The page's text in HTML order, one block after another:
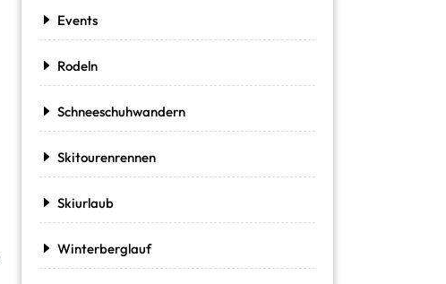
Events
Rodeln
Schneeschuhwandern
Skitourenrennen
Skiurlaub
Winterberglauf